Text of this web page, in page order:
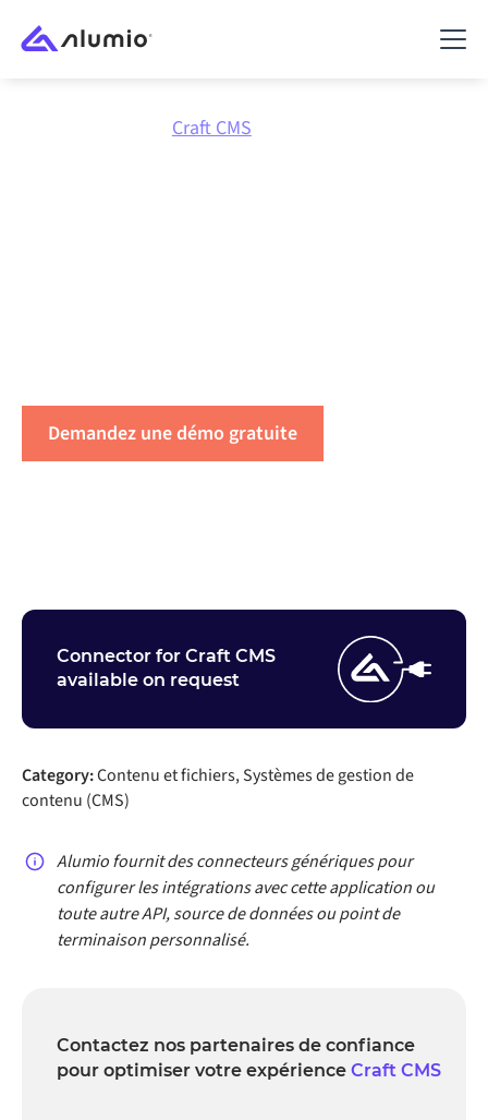
Craft CMS
Demandez une démo gratuite
Connector for Craft CMS
available on request
Category:Contenu et fichiers, Systèmes de gestion de
contenu (CMS)
Alumio fournit des connecteurs génériques pour
configurer les intégrations avec cette application ou
toute autre API, source de données ou point de
terminaison personnalisé.
Contactez nos partenaires de confiance
pour optimiser votre expérience Craft CMS